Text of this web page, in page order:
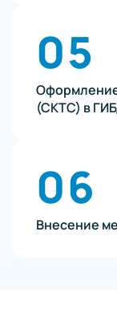
05
Оформление
(СКТС) в
06
Внесение